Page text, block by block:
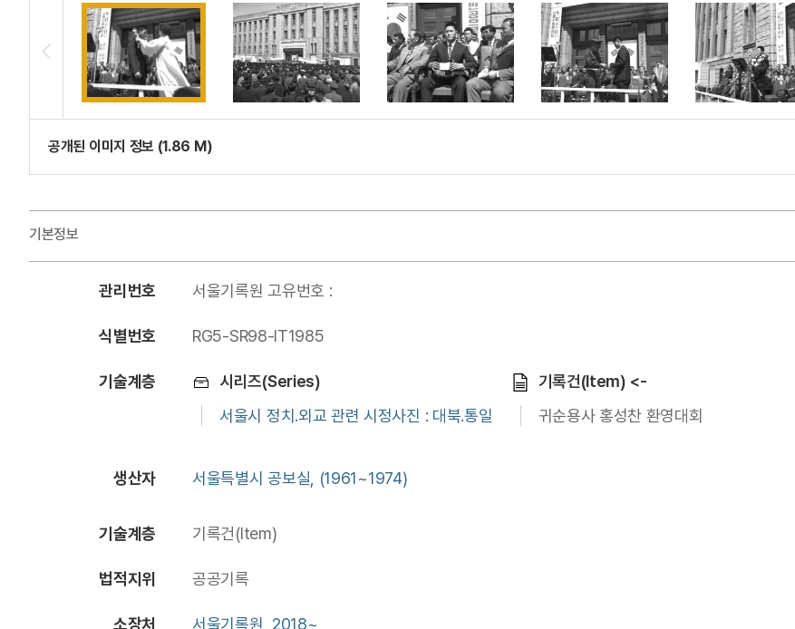
공개된 이미지 정보 (1.86 M)
기본정보
관리번호 서울기록원 고유번호 :
식별번호 RG5-SR98-IT1985
기술계층
시리즈(Series)
서울시 정치.외교 관련 시정사진 : 대북.통일
기록건(Item) <-
귀순용사 홍성찬 환영대회
생산자 서울특별시 공보실, (1961~1974)
기술계층 기록건(Item)
법적지위 공공기록
소장처 서울기록원, 2018~